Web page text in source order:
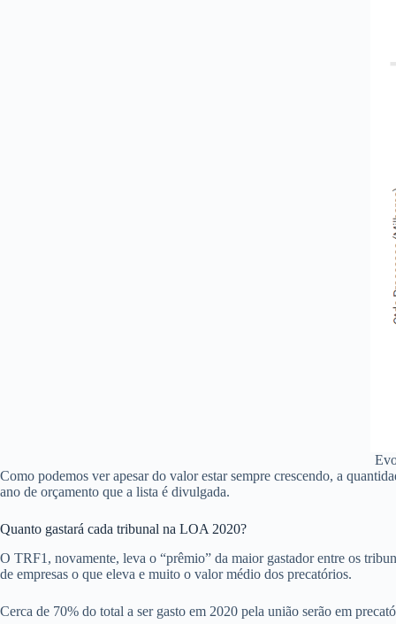
Como podemos ver apesar do valor estar sempre crescendo, a
ano de orçamento que a lista é divulgada.
Quanto gastará cada tribunal na LOA 2020?
O TRF1, novamente, leva o “prêmio” da maior gastador entre os
de empresas o que eleva e muito o valor médio dos precatórios.
Cerca de 70% do total a ser gasto em 2020 pela união serão em